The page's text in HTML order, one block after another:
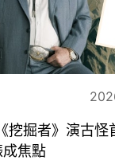
挖掘者》演古怪
焦點